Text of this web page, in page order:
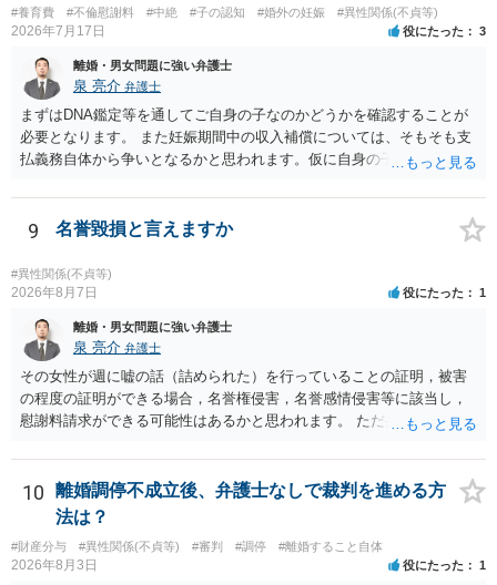
#養育費 #不倫慰謝料 #中絶 #子の認知 #婚外の妊娠 #異性関係(不貞等)
2026年7月17日 役にたった 3
離婚・男女問題に強い弁護士
泉 亮介 弁護士
まずはDNA鑑定等を通してご自身の子なのかどうかを確認することが
必要となります。 また妊娠期間中の収入補償については、そもそも支
払義務自体から争いとなるかと思われます。仮に自身の子であったと
相手に弁護士がついているということであれば、依頼をするかしない
かは別として一度ご自身も個別に弁護士に相談をされたほうが良いで
9 名誉毀損と言えますか
#異性関係(不貞等)
2026年8月7日 役にたった 1
離婚・男女問題に強い弁護士
泉 亮介 弁護士
その女性が週に嘘の話（詰められた）を行っていることの証明，被害
の程度の証明ができる場合，名誉権侵害，名誉感情侵害等に該当し，
慰謝料請求ができる可能性はあるかと思われます。 ただ弁護士費用を
た方が良いでしょう。
10
離婚調停不成立後、弁護士なしで裁判を進める方
法は？
#財産分与 #異性関係(不貞等) #審判 #調停 #離婚すること自体
2026年8月3日 役にたった 1